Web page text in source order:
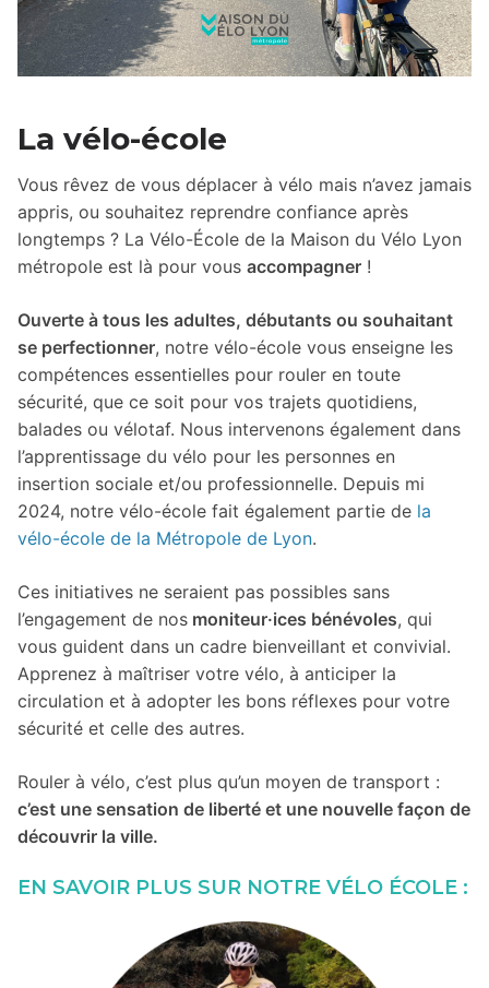
La vélo-école
Vous rêvez de vous déplacer à vélo mais n’avez jamais
appris, ou souhaitez reprendre confiance après
longtemps ? La Vélo-École de la Maison du Vélo Lyon
métropole est là pour vous accompagner !
Ouverte à tous les adultes, débutants ou souhaitant
se perfectionner, notre vélo-école vous enseigne les
compétences essentielles pour rouler en toute
sécurité, que ce soit pour vos trajets quotidiens,
balades ou vélotaf. Nous intervenons également dans
l’apprentissage du vélo pour les personnes en
insertion sociale et/ou professionnelle. Depuis mi
2024, notre vélo-école fait également partie de la
vélo-école de la Métropole de Lyon.
Ces initiatives ne seraient pas possibles sans
l’engagement de nos moniteur·ices bénévoles, qui
vous guident dans un cadre bienveillant et convivial.
Apprenez à maîtriser votre vélo, à anticiper la
circulation et à adopter les bons réflexes pour votre
sécurité et celle des autres.
Rouler à vélo, c’est plus qu’un moyen de transport :
c’est une sensation de liberté et une nouvelle façon de
découvrir la ville.
EN SAVOIR PLUS SUR NOTRE VÉLO ÉCOLE :